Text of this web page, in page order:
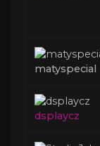
matyspecial
dsplaycz